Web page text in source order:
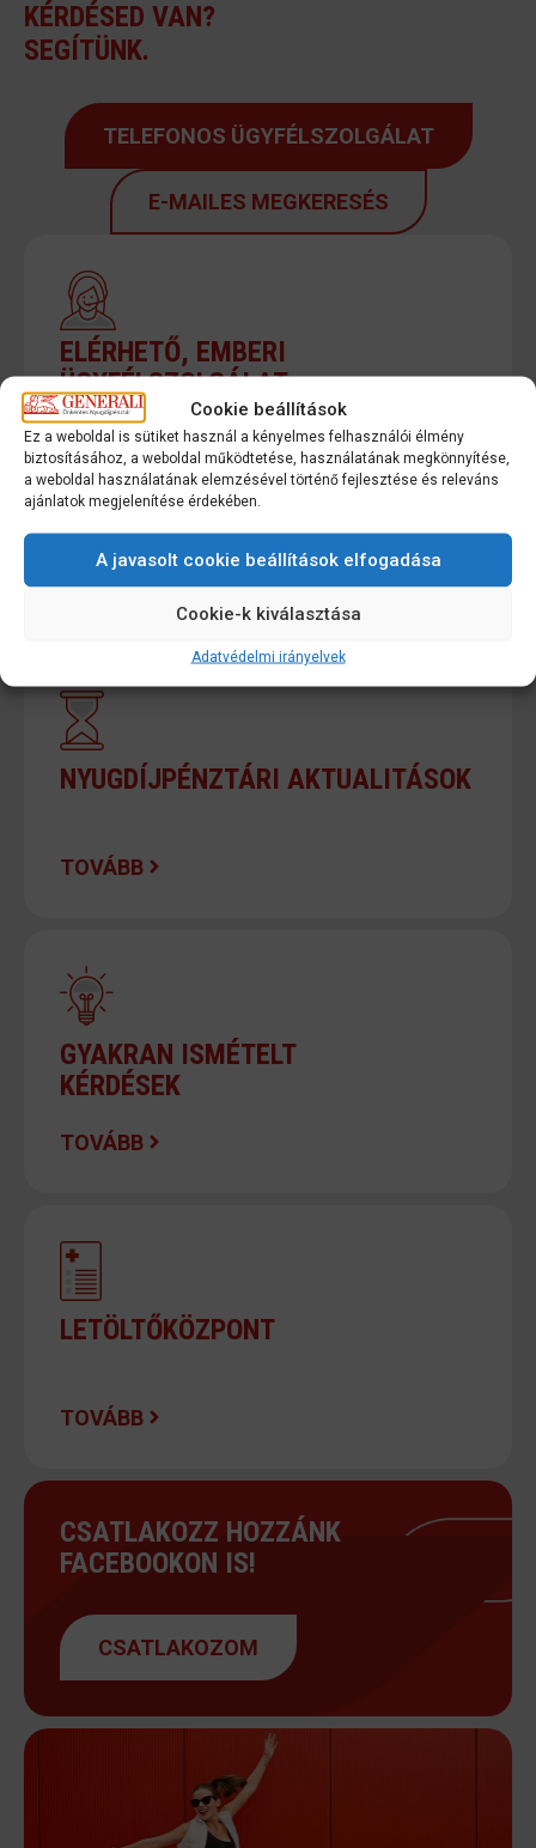
Cookie beállítások
Ez a weboldal is sütiket használ a kényelmes felhasználói élmény
biztosításához, a weboldal működtetése, használatának megkönnyítése,
a weboldal használatának elemzésével történő fejlesztése és releváns
ajánlatok megjelenítése érdekében.
A javasolt cookie beállítások elfogadása
Cookie-k kiválasztása
Adatvédelmi irányelvek
KÉRDÉSED VAN?
SEGÍTÜNK.
TELEFONOS ÜGYFÉLSZOLGÁLAT
E-MAILES MEGKERESÉS
ELÉRHETŐ, EMBERI
ÜGYFÉLSZOLGÁLAT
96% feletti hívásfogadási arány, e-mailes
megkeresésekre és visszahívásokra
jellemzően 24 órán belüli válasz.
NYUGDÍJPÉNZTÁRI AKTUALITÁSOK
TOVÁBB
GYAKRAN ISMÉTELT
KÉRDÉSEK
TOVÁBB
LETÖLTŐKÖZPONT
TOVÁBB
CSATLAKOZZ HOZZÁNK
FACEBOOKON IS!
CSATLAKOZOM